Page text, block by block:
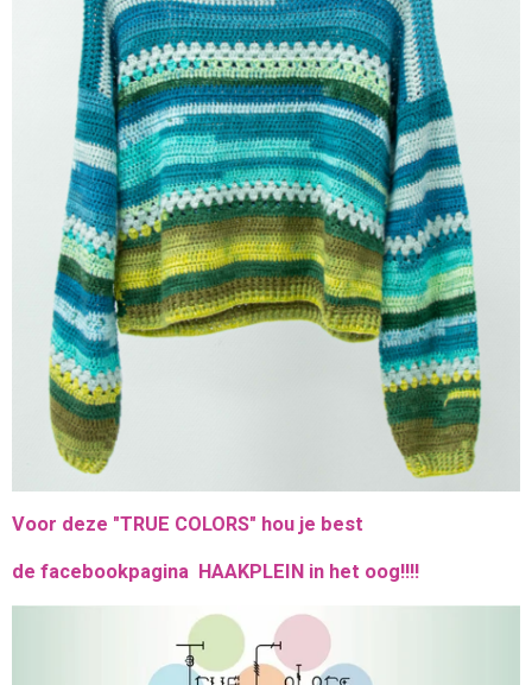
Voor deze "TRUE COLORS" hou je best
de facebookpagina HAAKPLEIN in het oog!!!!